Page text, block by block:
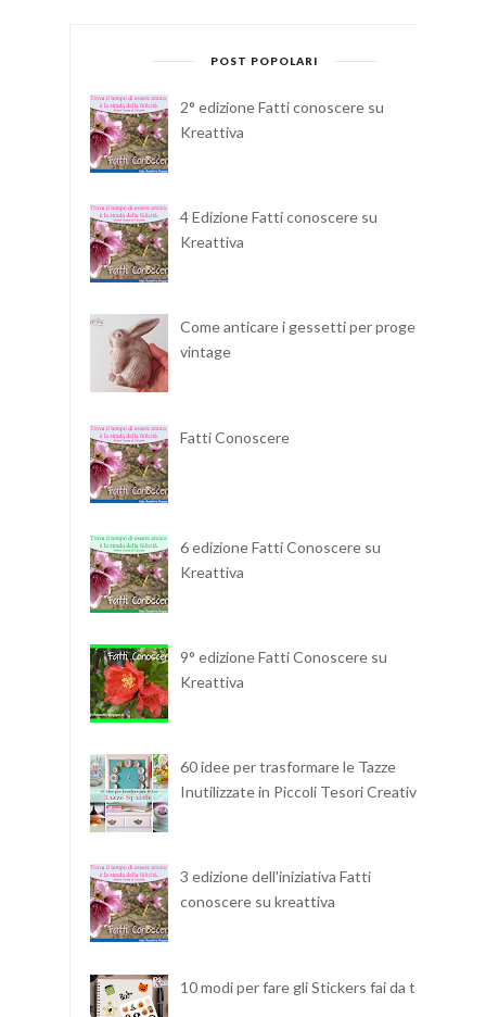
POST POPOLARI
2° edizione Fatti conoscere su
Kreattiva
4 Edizione Fatti conoscere su
Kreattiva
Come anticare i gessetti per progetti
vintage
Fatti Conoscere
6 edizione Fatti Conoscere su
Kreattiva
9° edizione Fatti Conoscere su
Kreattiva
60 idee per trasformare le Tazze
Inutilizzate in Piccoli Tesori Creativi
3 edizione dell'iniziativa Fatti
conoscere su kreattiva
10 modi per fare gli Stickers fai da te